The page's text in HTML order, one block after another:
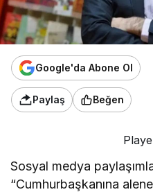
Google'da Abone Ol
Paylaş Beğen
Sosyal medya
“Cumhurbaşkanına